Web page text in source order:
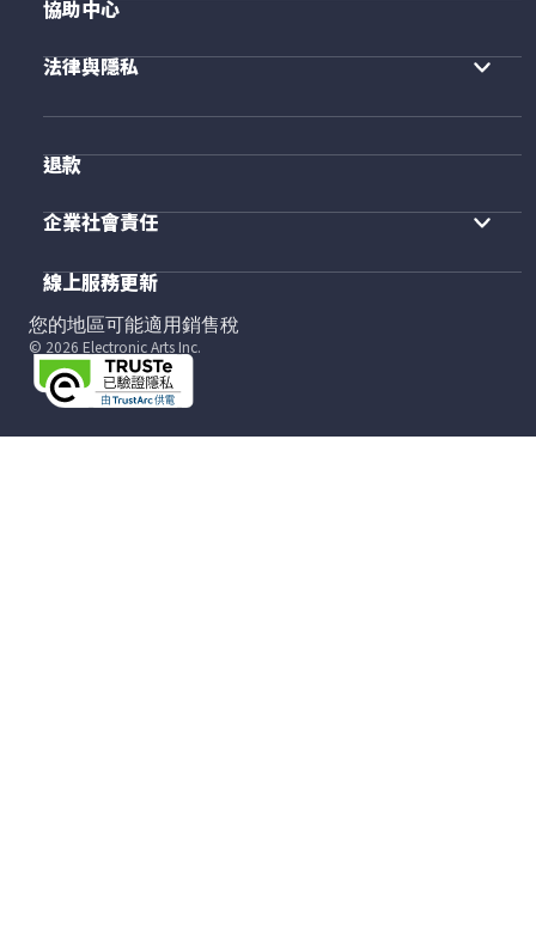
協助中心
法律與隱私
退款
企業社會責任
線上服務更新
您的地區可能適用銷售稅
© 2026 Electronic Arts Inc.